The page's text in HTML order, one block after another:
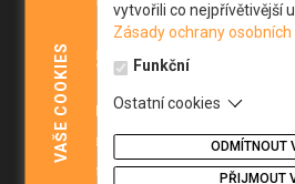
VAŠE
COOKIES
vytvořili co nejpřívětivější
Zásady ochrany osobních
Funkční
Ostatní cookies
ODMÍTNOUT
PŘIJMOUT
Menu
About us
Contacts
Our machines